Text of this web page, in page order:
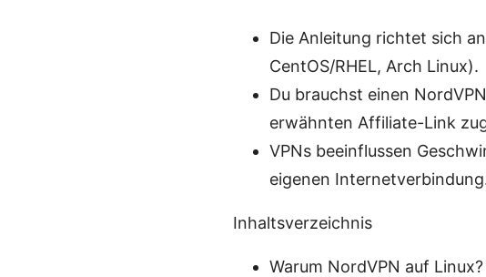
Die Anleitung richtet sich
CentOS/RHEL, Arch Linux).
Du brauchst einen
erwähnten Affiliate-Link
VPNs beeinflussen
eigenen
Inhaltsverzeichnis
Warum NordVPN auf Linux?